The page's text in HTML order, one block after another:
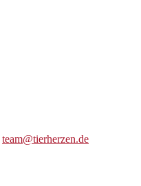
team@tierherzen.de